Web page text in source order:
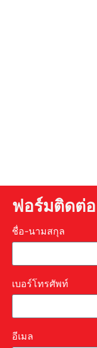
ฟอร์มติดต่อ
ชื่อ-นามสกุล
เบอร์โทรศัพท์
อีเมล